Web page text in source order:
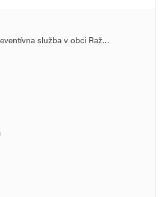
služba v obci Raž…